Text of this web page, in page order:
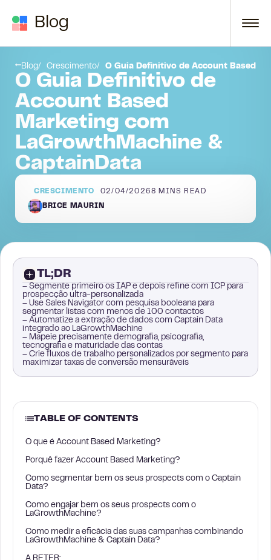
Blog
Blog Crescimento O Guia Definitivo de Account Based
O Guia Definitivo de
Account Based
Marketing com
LaGrowthMachine &
CaptainData
CRESCIMENTO 02/04/2026 8 MINS READ
BRICE MAURIN
TL;DR
– Segmente primeiro os IAP e depois refine com ICP para
prospecção ultra-personalizada
– Use Sales Navigator com pesquisa booleana para
segmentar listas com menos de 100 contactos
– Automatize a extração de dados com Captain Data
integrado ao LaGrowthMachine
– Mapeie precisamente demografia, psicografia,
tecnografia e maturidade das contas
– Crie fluxos de trabalho personalizados por segmento para
maximizar taxas de conversão mensuráveis
TABLE OF CONTENTS
O que é Account Based Marketing?
Porquê fazer Account Based Marketing?
Como segmentar bem os seus prospects com o Captain
Data?
Como engajar bem os seus prospects com o
LaGrowthMachine?
Como medir a eficácia das suas campanhas combinando
LaGrowthMachine & Captain Data?
O que é Account Based Marketing?